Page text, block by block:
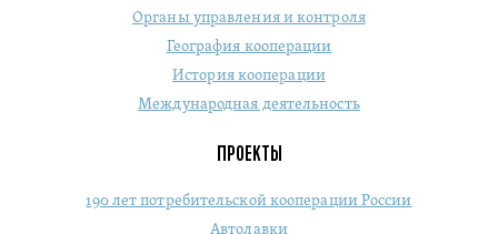
Органы управления и контроля
География кооперации
История кооперации
Международная деятельность
ПРОЕКТЫ
190 лет потребительской кооперации России
Автолавки